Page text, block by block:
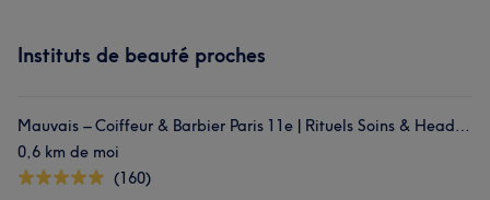
Instituts de beauté proches
Mauvais – Coiffeur & Barbier Paris 11e | Rituels Soins & Head Spa
0,6 km de moi
(160)